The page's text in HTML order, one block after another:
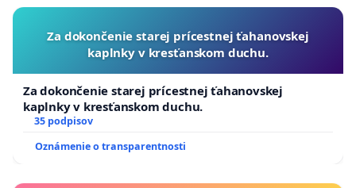
Za dokončenie starej prícestnej ťahanovskej
kaplnky v kresťanskom duchu.
Za dokončenie starej prícestnej ťahanovskej
kaplnky v kresťanskom duchu.
35 podpisov
Oznámenie o transparentnosti